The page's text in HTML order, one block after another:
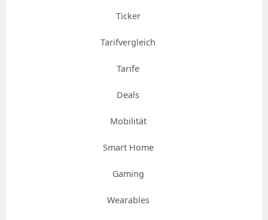
Ticker
Tarifvergleich
Tarife
Deals
Mobilität
Smart Home
Gaming
Wearables